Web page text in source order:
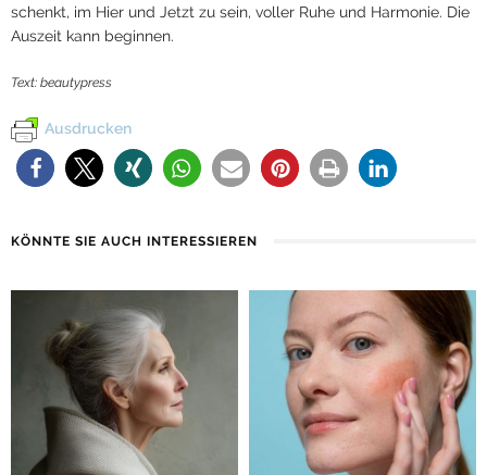
schenkt, im Hier und Jetzt zu sein, voller Ruhe und Harmonie. Die
Auszeit kann beginnen.
Text: beautypress
Ausdrucken
KÖNNTE SIE AUCH INTERESSIEREN